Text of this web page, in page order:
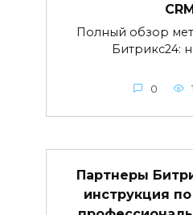
Полный обзор
Битрикс24:
0
Партнеры
инструкция